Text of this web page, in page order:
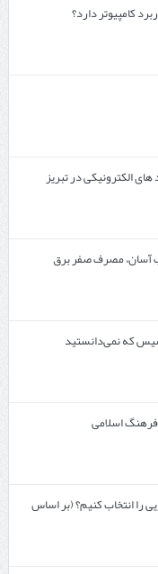
کامپیوتر دارد؟
الکترونیکی در تبریز
آسان، مصرف صفر برق
که نمی‌دانستید
اسلامی
انتخاب کنیم؟ (بر اساس